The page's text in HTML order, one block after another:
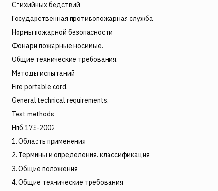
Стихийных бедствий
Государственная противопожарная служба
Нормы пожарной безопасности
Фонари пожарные носимые.
Общие технические требования.
Методы испытаний
Fire portable cord.
General technical requirements.
Test methods
Нпб 175-2002
1. Область применения
2. Термины и определения. классификация
3. Общие положения
4. Общие технические требования